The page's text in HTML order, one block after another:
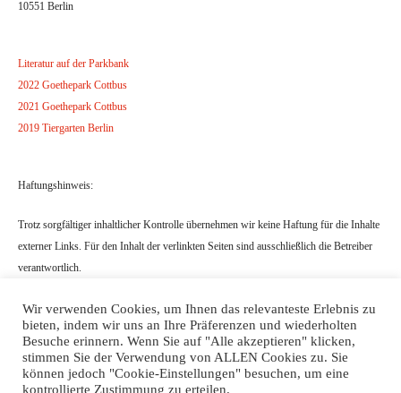
10551 Berlin
Literatur auf der Parkbank
2022 Goethepark Cottbus
2021 Goethepark Cottbus
2019 Tiergarten Berlin
Haftungshinweis:
Trotz sorgfältiger inhaltlicher Kontrolle übernehmen wir keine Haftung für die Inhalte
externer Links. Für den Inhalt der verlinkten Seiten sind ausschließlich die Betreiber
verantwortlich.
Wir verwenden Cookies, um Ihnen das relevanteste Erlebnis zu
bieten, indem wir uns an Ihre Präferenzen und wiederholten
Besuche erinnern. Wenn Sie auf "Alle akzeptieren" klicken,
stimmen Sie der Verwendung von ALLEN Cookies zu. Sie
können jedoch "Cookie-Einstellungen" besuchen, um eine
kontrollierte Zustimmung zu erteilen.